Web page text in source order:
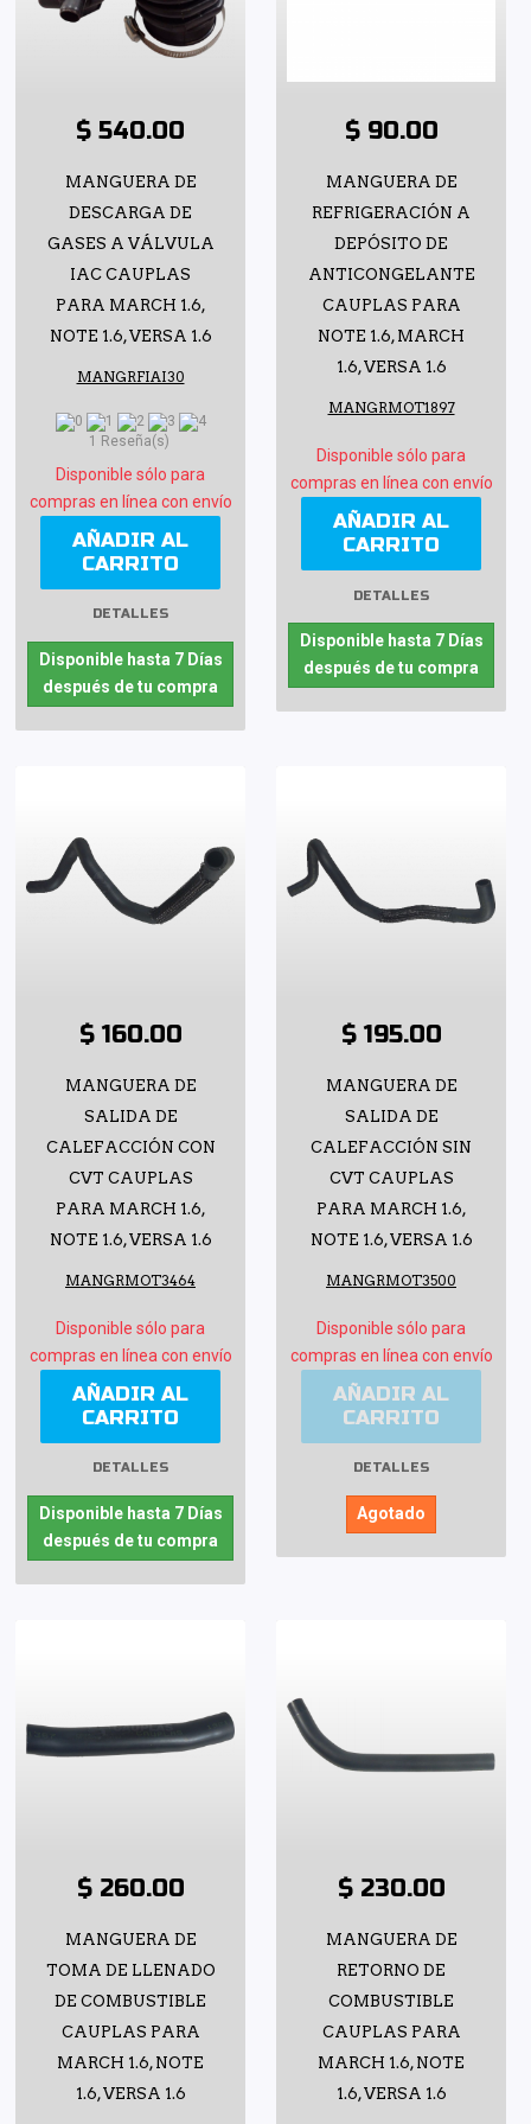
$ 540.00
MANGUERA DE
DESCARGA DE
GASES A VÁLVULA
IAC CAUPLAS
PARA MARCH 1.6,
NOTE 1.6, VERSA 1.6
MANGRFIAI30
1 Reseña(s)
Disponible sólo para
compras en línea con envío
AÑADIR AL
CARRITO
DETALLES
Disponible hasta 7 Días
después de tu compra
$ 90.00
MANGUERA DE
REFRIGERACIÓN A
DEPÓSITO DE
ANTICONGELANTE
CAUPLAS PARA
NOTE 1.6, MARCH
1.6, VERSA 1.6
MANGRMOT1897
Disponible sólo para
compras en línea con envío
AÑADIR AL
CARRITO
DETALLES
Disponible hasta 7 Días
después de tu compra
$ 160.00
MANGUERA DE
SALIDA DE
CALEFACCIÓN CON
CVT CAUPLAS
PARA MARCH 1.6,
NOTE 1.6, VERSA 1.6
MANGRMOT3464
Disponible sólo para
compras en línea con envío
AÑADIR AL
CARRITO
DETALLES
Disponible hasta 7 Días
después de tu compra
$ 195.00
MANGUERA DE
SALIDA DE
CALEFACCIÓN SIN
CVT CAUPLAS
PARA MARCH 1.6,
NOTE 1.6, VERSA 1.6
MANGRMOT3500
Disponible sólo para
compras en línea con envío
AÑADIR AL
CARRITO
DETALLES
Agotado
$ 260.00
MANGUERA DE
TOMA DE LLENADO
DE COMBUSTIBLE
CAUPLAS PARA
MARCH 1.6, NOTE
1.6, VERSA 1.6
$ 230.00
MANGUERA DE
RETORNO DE
COMBUSTIBLE
CAUPLAS PARA
MARCH 1.6, NOTE
1.6, VERSA 1.6